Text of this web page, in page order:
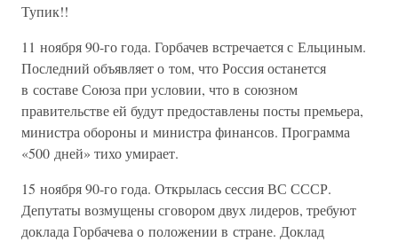
Тупик!!
11 ноября 90-го года. Горбачев встречается с Ельциным.
Последний объявляет о том, что Россия останется
в составе Союза при условии, что в союзном
правительстве ей будут предоставлены посты премьера,
министра обороны и министра финансов. Программа
«500 дней» тихо умирает.
15 ноября 90-го года. Открылась сессия ВС СССР.
Депутаты возмущены сговором двух лидеров, требуют
доклада Горбачева о положении в стране. Доклад